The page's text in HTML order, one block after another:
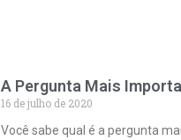
A Pergunta Mais
16 de julho de 2020
Você sabe qual é a pergunta